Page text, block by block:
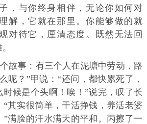
，与你终身相伴，无论你如何对
解，它就在那里。你能够做的就
对待它，厘清态度。既然无法回
故事：有三个人在泥塘中劳动，路
呢？”甲说：“还问，都快累死了，
时候是个头啊！唉！”说完，叹了长
“其实很简单，干活挣钱，养活老婆
”满脸的汗水满天的平和。丙擦了一